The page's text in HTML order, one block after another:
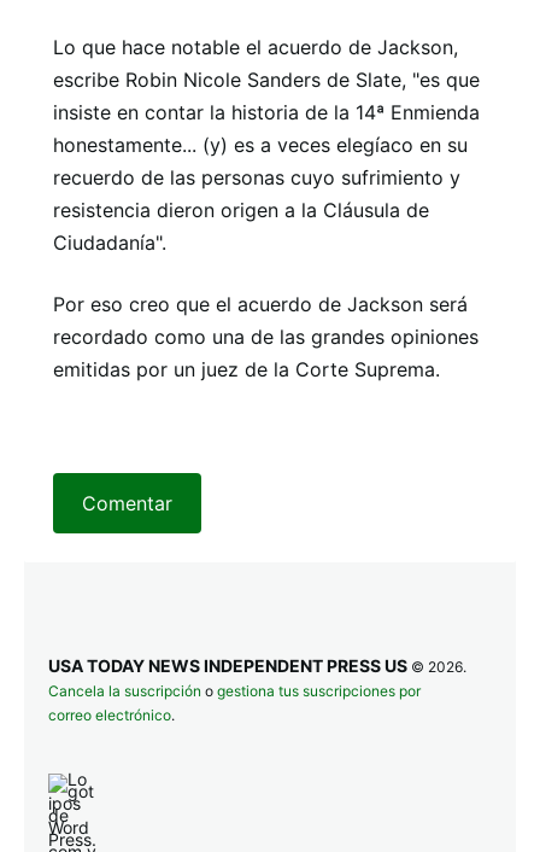
Lo que hace notable el acuerdo de Jackson,
escribe Robin Nicole Sanders de Slate, "es que
insiste en contar la historia de la 14ª Enmienda
honestamente... (y) es a veces elegíaco en su
recuerdo de las personas cuyo sufrimiento y
resistencia dieron origen a la Cláusula de
Ciudadanía".
Por eso creo que el acuerdo de Jackson será
recordado como una de las grandes opiniones
emitidas por un juez de la Corte Suprema.
Comentar
USA TODAY NEWS INDEPENDENT PRESS US © 2026.
Cancela la suscripción o gestiona tus suscripciones por
correo electrónico.